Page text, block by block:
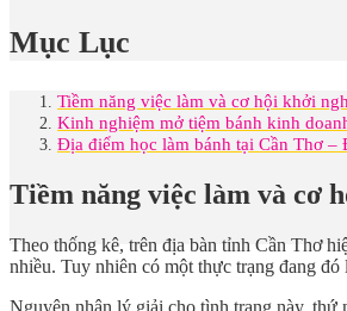
Mục Lục
Tiềm năng việc làm và cơ hội khởi
Kinh nghiệm mở tiệm bánh kinh
Địa điểm học làm bánh tại Cần Thơ –
Tiềm năng việc làm và cơ
Theo thống kê, trên địa bàn tỉnh Cần Thơ
nhiều. Tuy nhiên có một thực trạng đang
Nguyên nhân lý giải cho tình trạng này, thứ